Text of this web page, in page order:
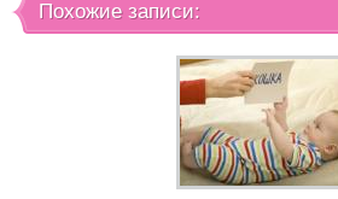
Похожие записи: